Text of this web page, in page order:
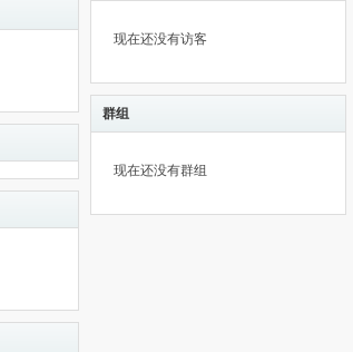
现在还没有访客
群组
现在还没有群组